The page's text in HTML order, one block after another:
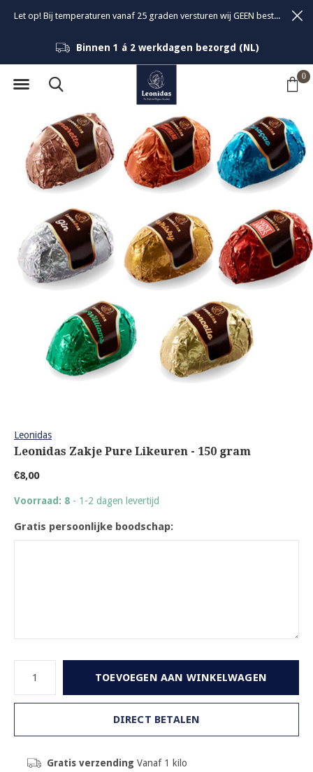
0
Binnen 1 á 2 werkdagen bezorgd (NL)
Let op! Bij temperaturen vanaf 25 graden versturen wij GEEN bestellingen om de kwaliteit van de bonbons te garanderen.
Leonidas
Leonidas Zakje Pure Likeuren - 150 gram
€8,00
Voorraad: 8 - 1-2 dagen levertijd
Gratis persoonlijke boodschap:
TOEVOEGEN AAN WINKELWAGEN
DIRECT BETALEN
Gratis verzending Vanaf 1 kilo